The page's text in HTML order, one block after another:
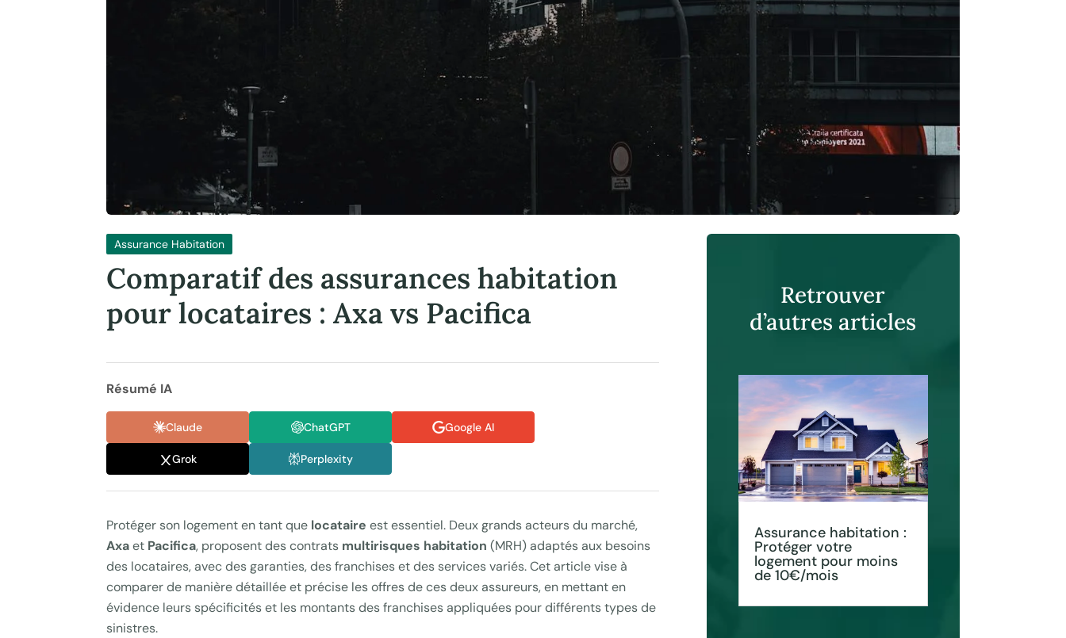
Assurance Habitation
Comparatif des assurances habitation
pour locataires : Axa vs Pacifica
Résumé IA
Claude ChatGPT Google AI
Grok Perplexity
Protéger son logement en tant que locataire est essentiel. Deux grands acteurs du marché,
Axaet Pacifica, proposent des contrats multirisques habitation (MRH) adaptés aux besoins
des locataires, avec des garanties, des franchises et des services variés. Cet article vise à
comparer de manière détaillée et précise les offres de ces deux assureurs, en mettant en
évidence leurs spécificités et les montants des franchises appliquées pour différents types de
sinistres.
Retrouver
d’autres articles
Assurance habitation :
Protéger votre
logement pour moins
de 10€/mois